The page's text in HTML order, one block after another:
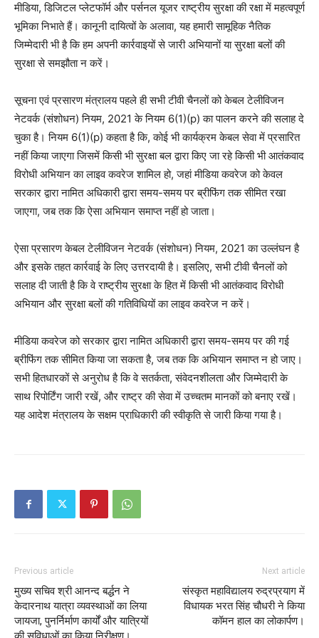
मीडिया, डिजिटल प्लेटफॉर्म और पर्सनल यूजर राष्ट्रीय सुरक्षा की रक्षा में महत्वपूर्ण
भूमिका निभाते हैं। कानूनी दायित्वों के अलावा, यह हमारी सामूहिक नैतिक
जिम्मेदारी भी है कि हम अपनी कार्रवाइयों से जारी अभियानों या सुरक्षा बलों की
सुरक्षा से समझौता न करें।
सूचना एवं प्रसारण मंत्रालय पहले ही सभी टीवी चैनलों को केबल टेलीविजन
नेटवर्क (संशोधन) नियम, 2021 के नियम 6(1)(p) का पालन करने की सलाह दे
चुका है। नियम 6(1)(p) कहता है कि, कोई भी कार्यक्रम केबल सेवा में प्रसारित
नहीं किया जाएगा जिसमें किसी भी सुरक्षा बल द्वारा किए जा रहे किसी भी आतंकवाद
विरोधी अभियान का लाइव कवरेज शामिल हो, जहां मीडिया कवरेज को केवल
सरकार द्वारा नामित अधिकारी द्वारा समय-समय पर ब्रीफिंग तक सीमित रखा
जाएगा, जब तक कि ऐसा अभियान समाप्त नहीं हो जाता।
ऐसा प्रसारण केबल टेलीविजन नेटवर्क (संशोधन) नियम, 2021 का उल्लंघन है
और इसके तहत कार्रवाई के लिए उत्तरदायी है। इसलिए, सभी टीवी चैनलों को
सलाह दी जाती है कि वे राष्ट्रीय सुरक्षा के हित में किसी भी आतंकवाद विरोधी
अभियान और सुरक्षा बलों की गतिविधियों का लाइव कवरेज न करें।
मीडिया कवरेज को सरकार द्वारा नामित अधिकारी द्वारा समय-समय पर की गई
ब्रीफिंग तक सीमित किया जा सकता है, जब तक कि अभियान समाप्त न हो जाए।
सभी हितधारकों से अनुरोध है कि वे सतर्कता, संवेदनशीलता और जिम्मेदारी के
साथ रिपोर्टिंग जारी रखें, और राष्ट्र की सेवा में उच्चतम मानकों को बनाए रखें।
यह आदेश मंत्रालय के सक्षम प्राधिकारी की स्वीकृति से जारी किया गया है।
Previous article
मुख्य सचिव श्री आनन्द बर्द्धन ने
केदारनाथ यात्रा व्यवस्थाओं का लिया
जायजा, पुनर्निर्माण कार्यों और यात्रियों
Next article
संस्कृत महाविद्यालय रुद्रप्रयाग में
विधायक भरत सिंह चौधरी ने किया
कॉमन हाल का लोकार्पण।